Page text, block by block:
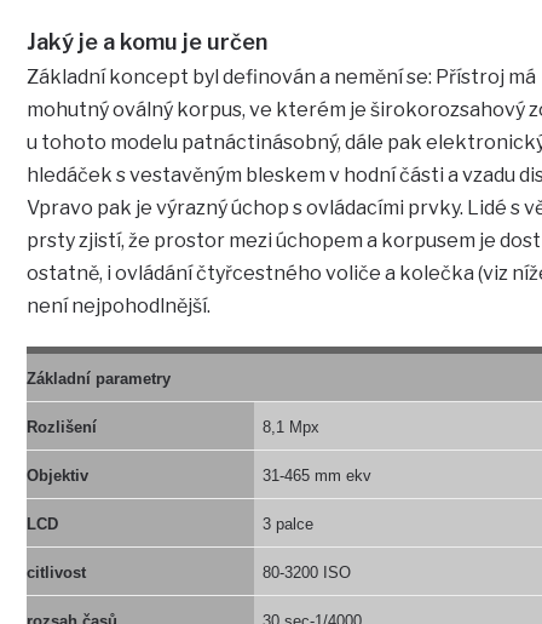
Jaký je a komu je určen
Základní koncept byl definován a nemění se: Přístroj má
mohutný oválný korpus, ve kterém je širokorozsahový
u tohoto modelu patnáctinásobný, dále pak
hledáček s vestavěným bleskem v hodní části a vzadu
Vpravo pak je výrazný úchop s ovládacími prvky. Lidé s
prsty zjistí, že prostor mezi úchopem a korpusem je
ostatně, i ovládání čtyřcestného voliče a kolečka (viz
není nejpohodlnější.
Základní parametry
Rozlišení 8,1 Mpx
Objektiv 31-465 mm ekv
LCD 3 palce
citlivost 80-3200 ISO